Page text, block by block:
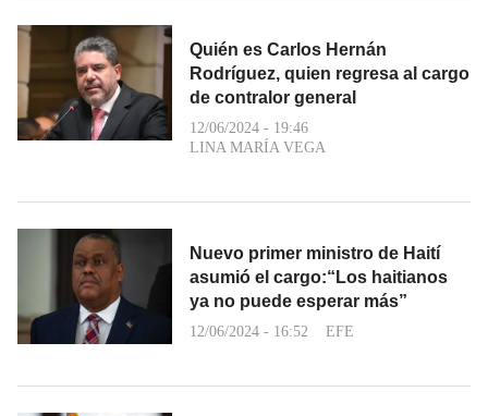
Quién es Carlos Hernán
Rodríguez, quien regresa al cargo
de contralor general
12/06/2024 - 19:46
LINA MARÍA VEGA
Nuevo primer ministro de Haití
asumió el cargo:“Los haitianos
ya no puede esperar más”
12/06/2024 - 16:52 EFE